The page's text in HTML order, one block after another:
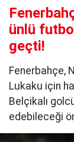
ünlü
geçti!
Fenerbahçe,
Lukaku için
Belçikalı
edebileceği